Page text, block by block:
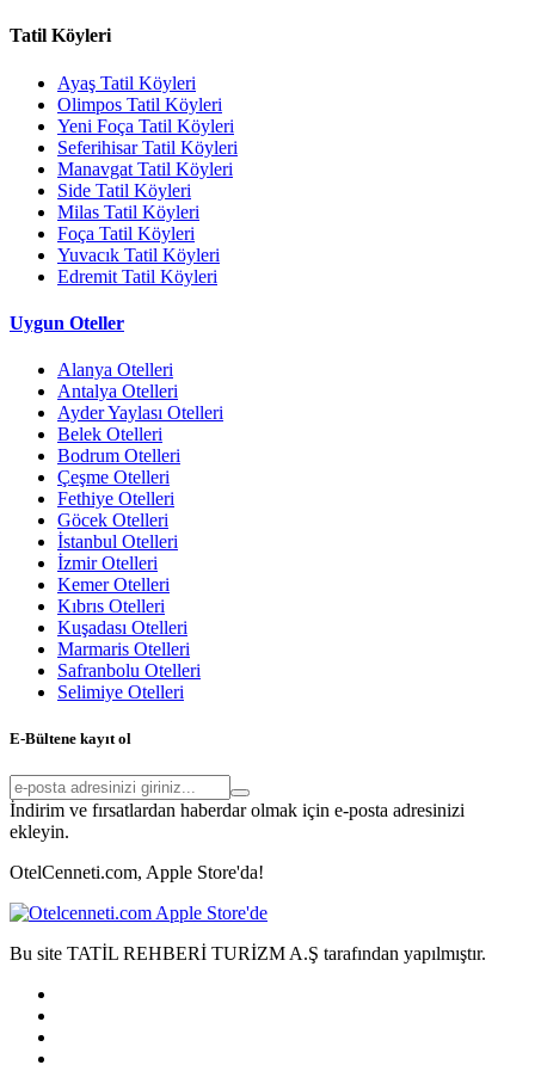
Tatil Köyleri
Ayaş Tatil Köyleri
Olimpos Tatil Köyleri
Yeni Foça Tatil Köyleri
Seferihisar Tatil Köyleri
Manavgat Tatil Köyleri
Side Tatil Köyleri
Milas Tatil Köyleri
Foça Tatil Köyleri
Yuvacık Tatil Köyleri
Edremit Tatil Köyleri
Uygun Oteller
Alanya Otelleri
Antalya Otelleri
Ayder Yaylası Otelleri
Belek Otelleri
Bodrum Otelleri
Çeşme Otelleri
Fethiye Otelleri
Göcek Otelleri
İstanbul Otelleri
İzmir Otelleri
Kemer Otelleri
Kıbrıs Otelleri
Kuşadası Otelleri
Marmaris Otelleri
Safranbolu Otelleri
Selimiye Otelleri
E-Bültene kayıt ol
İndirim ve fırsatlardan haberdar olmak için e-posta adresinizi
ekleyin.
OtelCenneti.com, Apple Store'da!
Bu site TATİL REHBERİ TURİZM A.Ş tarafından yapılmıştır.